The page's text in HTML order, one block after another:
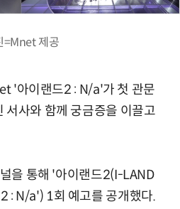
=Mnet 제공
'아이랜드2 : N/a'가 첫 관문
사와 함께 궁금증을 이끌고
을 통해 '아이랜드2(I-LAND
: N/a') 1회 예고를 공개했다.